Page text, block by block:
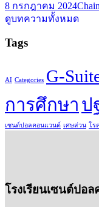
8 กรกฎาคม 2024
ดูบทความทั้งหมด
Tags
AI Categories G-
การศึกษา ป
เซนต์ปอลคอนแวนต์ เศษส่วน โร
โรงเรียนเซนต์ปอ